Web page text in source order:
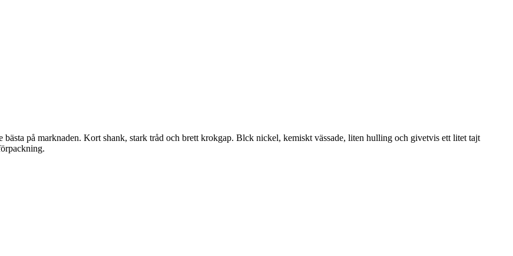
på marknaden. Kort shank, stark tråd och brett krokgap. Blck nickel, kemiskt vässade, liten hulling och givetvis ett litet tajt